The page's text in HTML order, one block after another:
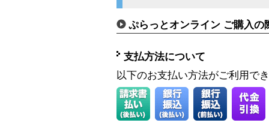
ぷらっとオンライン ご購入の
支払方法について
以下のお支払い方法がご利用で